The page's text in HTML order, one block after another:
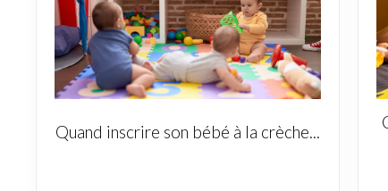
Quand inscrire son bébé à la crèche...